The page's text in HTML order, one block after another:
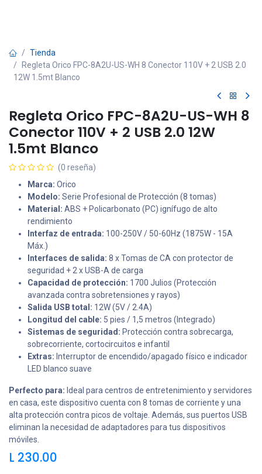
Tienda
Regleta Orico FPC-8A2U-US-WH 8 Conector 110V + 2 USB 2.0
12W 1.5mt Blanco
Regleta Orico FPC-8A2U-US-WH 8
Conector 110V + 2 USB 2.0 12W
1.5mt Blanco
(0 reseña)
Marca: Orico
Modelo: Serie Profesional de Protección (8 tomas)
Material: ABS + Policarbonato (PC) ignífugo de alto
rendimiento
Interfaz de entrada: 100-250V / 50-60Hz (1875W - 15A
Máx.)
Interfaces de salida: 8 x Tomas de CA con protector de
seguridad + 2 x USB-A de carga
Capacidad de protección: 1700 Julios (Protección
avanzada contra sobretensiones y rayos)
Salida USB total: 12W (5V / 2.4A)
Longitud del cable: 5 pies / 1,5 metros (Integrado)
Sistemas de seguridad: Protección contra sobrecarga,
sobrecorriente, cortocircuitos e infantil
Extras: Interruptor de encendido/apagado físico e indicador
LED blanco suave
Perfecto para: Ideal para centros de entretenimiento y servidores
en casa, este dispositivo cuenta con 8 tomas de corriente y una
alta protección contra picos de voltaje. Además, sus puertos USB
eliminan la necesidad de adaptadores para tus dispositivos
móviles.
L 230.00